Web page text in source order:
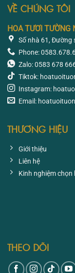
VỀ CHÚNG TÔI
HOA TƯƠI TƯỜNG
Số nhà 61, Đường
Phone:
Zalo: 0583 678
Tiktok:
Instagram:
Email:
THƯƠNG HIỆU
Giới thiệu
Liên hệ
Kinh nghiệm
THEO DÕI